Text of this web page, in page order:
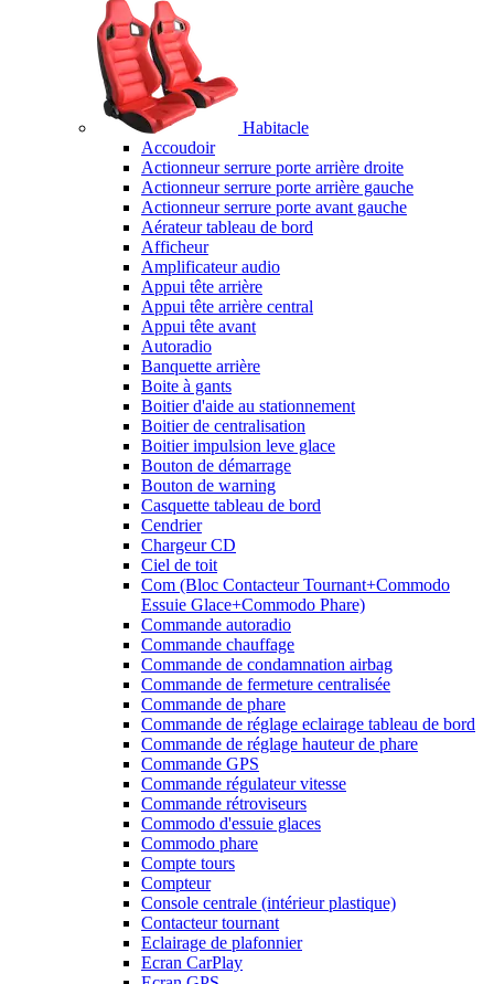
Habitacle
Accoudoir
Actionneur serrure porte arrière droite
Actionneur serrure porte arrière gauche
Actionneur serrure porte avant gauche
Aérateur tableau de bord
Afficheur
Amplificateur audio
Appui tête arrière
Appui tête arrière central
Appui tête avant
Autoradio
Banquette arrière
Boite à gants
Boitier d'aide au stationnement
Boitier de centralisation
Boitier impulsion leve glace
Bouton de démarrage
Bouton de warning
Casquette tableau de bord
Cendrier
Chargeur CD
Ciel de toit
Com (Bloc Contacteur Tournant+Commodo
Essuie Glace+Commodo Phare)
Commande autoradio
Commande chauffage
Commande de condamnation airbag
Commande de fermeture centralisée
Commande de phare
Commande de réglage eclairage tableau de bord
Commande de réglage hauteur de phare
Commande GPS
Commande régulateur vitesse
Commande rétroviseurs
Commodo d'essuie glaces
Commodo phare
Compte tours
Compteur
Console centrale (intérieur plastique)
Contacteur tournant
Eclairage de plafonnier
Ecran CarPlay